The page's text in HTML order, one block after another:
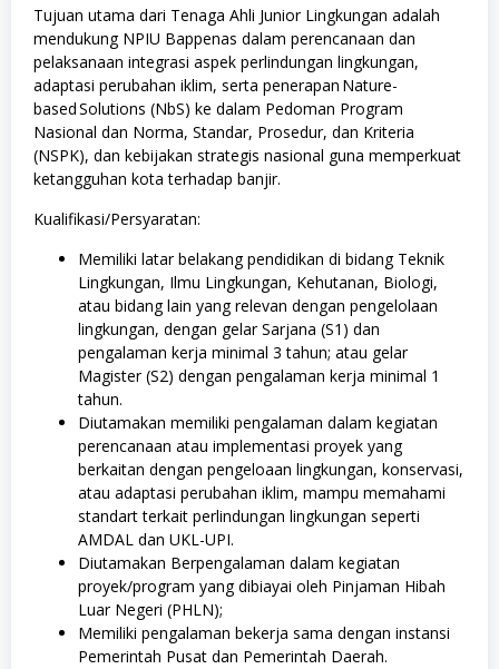
Tujuan utama dari Tenaga Ahli Junior Lingkungan adalah
mendukung NPIU Bappenas dalam perencanaan dan
pelaksanaan integrasi aspek perlindungan lingkungan,
adaptasi perubahan iklim, serta penerapan Nature-
based Solutions (NbS) ke dalam Pedoman Program
Nasional dan Norma, Standar, Prosedur, dan Kriteria
(NSPK), dan kebijakan strategis nasional guna memperkuat
ketangguhan kota terhadap banjir.
Kualifikasi/Persyaratan:
Memiliki latar belakang pendidikan di bidang Teknik
Lingkungan, Ilmu Lingkungan, Kehutanan, Biologi,
atau bidang lain yang relevan dengan pengelolaan
lingkungan, dengan gelar Sarjana (S1) dan
pengalaman kerja minimal 3 tahun; atau gelar
Magister (S2) dengan pengalaman kerja minimal 1
tahun.
Diutamakan memiliki pengalaman dalam kegiatan
perencanaan atau implementasi proyek yang
berkaitan dengan pengeloaan lingkungan, konservasi,
atau adaptasi perubahan iklim, mampu memahami
standart terkait perlindungan lingkungan seperti
AMDAL dan UKL-UPI.
Diutamakan Berpengalaman dalam kegiatan
proyek/program yang dibiayai oleh Pinjaman Hibah
Luar Negeri (PHLN);
Memiliki pengalaman bekerja sama dengan instansi
Pemerintah Pusat dan Pemerintah Daerah.